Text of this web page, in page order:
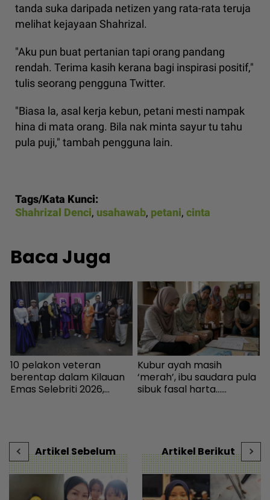
tanda suka daripada netizen yang rata-rata teruja
melihat kejayaan Shahrizal.
"Aku pun buat pertanian tapi orang pandang
rendah. Terima kasih kerana bagi inspirasi positif,"
tulis seorang pengguna Twitter.
"Biasa la, asal kerja kebun, petani mesti nampak
hina di mata orang. Bila nak minta sayur tu tahu
pula puji," tambah pengguna lain.
Tags/Kata Kunci:
Shahrizal Denci, usahawab, petani, cinta
Baca Juga
10 pelakon veteran
berentap dalam Kilauan
Emas Selebriti 2026,
Kubur ayah masih
‘merah’, ibu saudara pula
sibuk fasal harta...
Artikel Sebelum Artikel Berikut